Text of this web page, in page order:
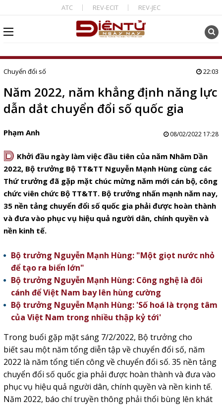
ATC REV-ECIT REV-JEC
Chuyển đổi số 22:03
Năm 2022, năm khẳng định năng lực
dẫn dắt chuyển đổi số quốc gia
Phạm Anh 08/02/2022 17:28
D Khởi đầu ngày làm việc đầu tiên của năm Nhâm Dần
2022, Bộ trưởng Bộ TT&TT Nguyễn Mạnh Hùng cùng các
Thứ trưởng đã gặp mặt chúc mừng năm mới cán bộ, công
chức viên chức Bộ TT&TT. Bộ trưởng nhấn mạnh năm nay,
35 nền tảng chuyển đổi số quốc gia phải được hoàn thành
và đưa vào phục vụ hiệu quả người dân, chính quyền và
nền kinh tế.
Bộ trưởng Nguyễn Mạnh Hùng: "Một giọt nước nhỏ
để tạo ra biển lớn"
Bộ trưởng Nguyễn Mạnh Hùng: Công nghệ là đôi
cánh để Việt Nam bay lên hùng cường
Bộ trưởng Nguyễn Mạnh Hùng: 'Số hoá là trọng tâm
của Việt Nam trong nhiều thập kỷ tới'
Trong buổi gặp mặtsáng 7/2/2022, Bộ trưởng cho
biết sau một năm tổng diễn tập về chuyển đổi số, năm
2022 là năm tổng tiến công về chuyển đổi số. 35 nền tảng
chuyển đổi số quốc gia phải được hoàn thành và đưa vào
phục vụ hiệu quả người dân, chính quyền và nền kinh tế.
Năm 2022, báo chí truyền thông phải thổi bùng lên khát